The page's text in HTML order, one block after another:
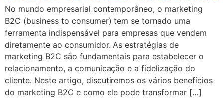
No mundo empresarial contemporâneo, o marketing
B2C (business to consumer) tem se tornado uma
ferramenta indispensável para empresas que vendem
diretamente ao consumidor. As estratégias de
marketing B2C são fundamentais para estabelecer o
relacionamento, a comunicação e a fidelização do
cliente. Neste artigo, discutiremos os vários benefícios
do marketing B2C e como ele pode transformar […]